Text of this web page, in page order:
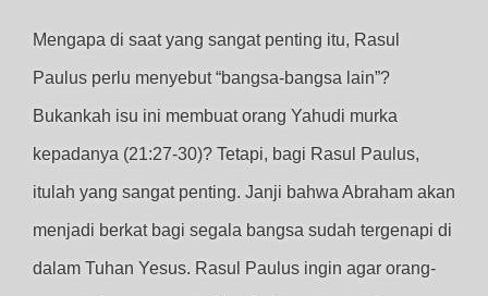
Mengapa di saat yang sangat penting itu, Rasul
Paulus perlu menyebut “bangsa-bangsa lain”?
Bukankah isu ini membuat orang Yahudi murka
kepadanya (21:27-30)? Tetapi, bagi Rasul Paulus,
itulah yang sangat penting. Janji bahwa Abraham akan
menjadi berkat bagi segala bangsa sudah tergenapi di
dalam Tuhan Yesus. Rasul Paulus ingin agar orang-